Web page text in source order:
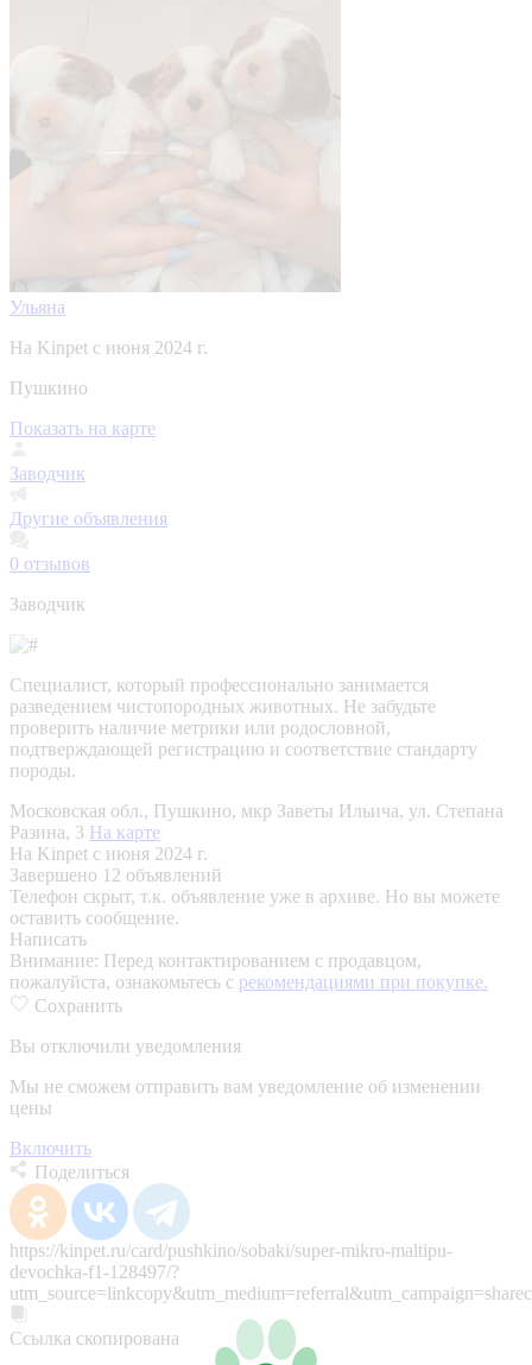
Ульяна
На Kinpet c июня 2024 г.
Пушкино
Показать на карте
Заводчик
Другие объявления
0 отзывов
Заводчик
Специалист, который профессионально занимается
разведением чистопородных животных. Не забудьте
проверить наличие метрики или родословной,
подтверждающей регистрацию и соответствие стандарту
породы.
Московская обл., Пушкино, мкр Заветы Ильича, ул. Степана
Разина, 3 На карте
На Kinpet c июня 2024 г.
Завершено 12 объявлений
Телефон скрыт, т.к. объявление уже в архиве. Но вы можете
оставить сообщение.
Написать
Внимание: Перед контактированием с продавцом,
пожалуйста, ознакомьтесь с рекомендациями при покупке.
Сохранить
Вы отключили уведомления
Мы не сможем отправить вам уведомление об изменении
цены
Включить
Поделиться
https://kinpet.ru/card/pushkino/sobaki/super-mikro-maltipu-
devochka-f1-128497/?
Ссылка скопирована